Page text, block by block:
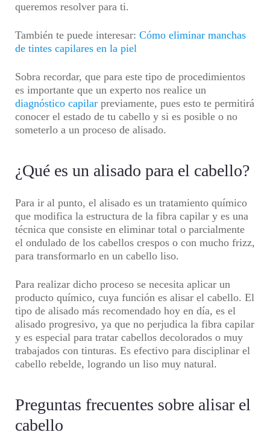
queremos resolver para ti.
También te puede interesar: Cómo eliminar manchas
de tintes capilares en la piel
Sobra recordar, que para este tipo de procedimientos
es importante que un experto nos realice un
diagnóstico capilar previamente, pues esto te permitirá
conocer el estado de tu cabello y si es posible o no
someterlo a un proceso de alisado.
¿Qué es un alisado para el cabello?
Para ir al punto, el alisado es un tratamiento químico
que modifica la estructura de la fibra capilar y es una
técnica que consiste en eliminar total o parcialmente
el ondulado de los cabellos crespos o con mucho frizz,
para transformarlo en un cabello liso.
Para realizar dicho proceso se necesita aplicar un
producto químico, cuya función es alisar el cabello. El
tipo de alisado más recomendado hoy en día, es el
alisado progresivo, ya que no perjudica la fibra capilar
y es especial para tratar cabellos decolorados o muy
trabajados con tinturas. Es efectivo para disciplinar el
cabello rebelde, logrando un liso muy natural.
Preguntas frecuentes sobre alisar el
cabello